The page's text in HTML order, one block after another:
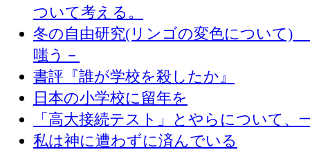
ついて考える。
冬の自由研究(リンゴの変色について)
嗤う－
書評『誰が学校を殺したか』
日本の小学校に留年を
「高大接続テスト」とやらについて、
私は神に遭わずに済んでいる